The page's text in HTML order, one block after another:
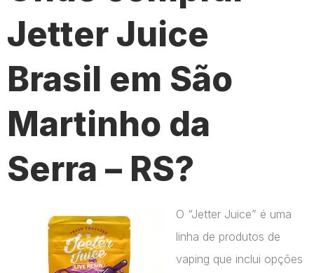
Jetter Juice
Brasil em São
Martinho da
Serra – RS?
O “Jetter Juice” é uma
linha de produtos de
vaping que inclui opções